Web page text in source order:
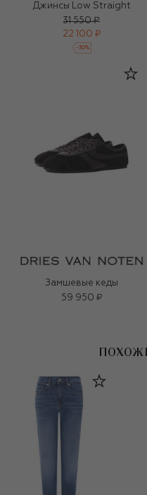
Джинсы Low Straight
31 550 ₽
22 100 ₽
-30%
Замшевые кеды
59 950 ₽